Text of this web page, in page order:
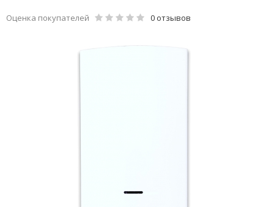
Оценка покупателей 0 отзывов